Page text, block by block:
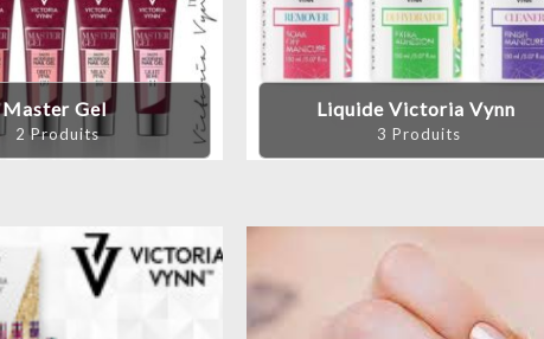
Master Gel
2 Produits
Liquide Victoria Vynn
3 Produits